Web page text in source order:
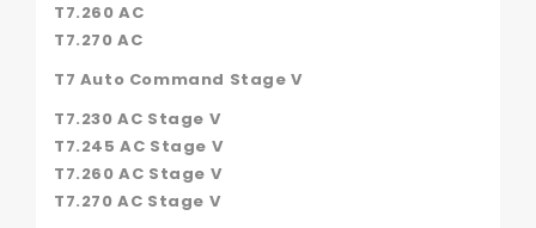
T7.260 AC
T7.270 AC
T7 Auto Command Stage V
T7.230 AC Stage V
T7.245 AC Stage V
T7.260 AC Stage V
T7.270 AC Stage V